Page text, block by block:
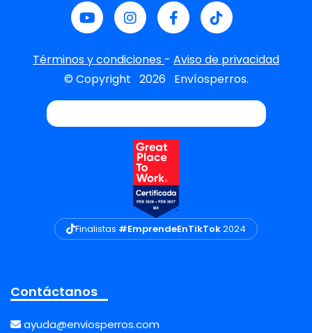
Términos y condiciones - Aviso de privacidad
© Copyright 2026 Envíosperros.
Finalistas #EmprendeEnTikTok2024
Contáctanos
ayuda@enviosperros.com